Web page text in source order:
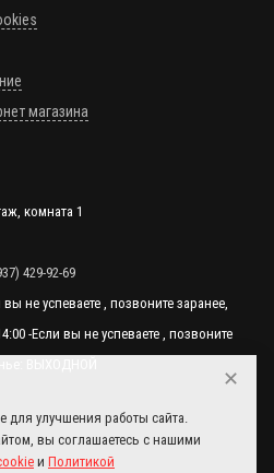
магазина
комната 1
429-92-69
не успеваете , позвоните заранее,
-Если вы не успеваете , позвоните
✕
улучшения работы сайта.
вы соглашаетесь с нашими
и Политикой